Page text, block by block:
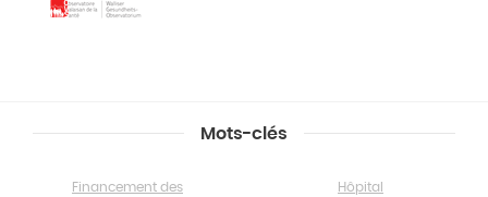
Mots-clés
Financement des
Hôpital